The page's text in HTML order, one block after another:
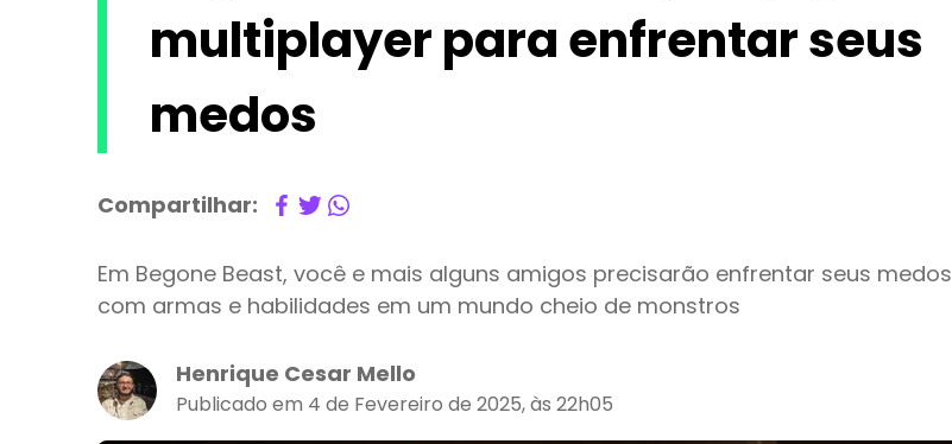
multiplayer para enfrentar seus
medos
Compartilhar:
Em Begone Beast, você e mais alguns amigos precisarão enfrentar seus medos
com armas e habilidades em um mundo cheio de monstros
Henrique Cesar Mello
Publicado em 4 de Fevereiro de 2025, às 22h05